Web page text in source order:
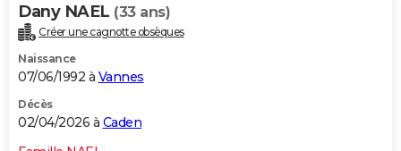
Dany NAEL (33 ans)
Créer une cagnotte obsèques
Naissance
07/06/1992 à Vannes
Décès
02/04/2026 à Caden